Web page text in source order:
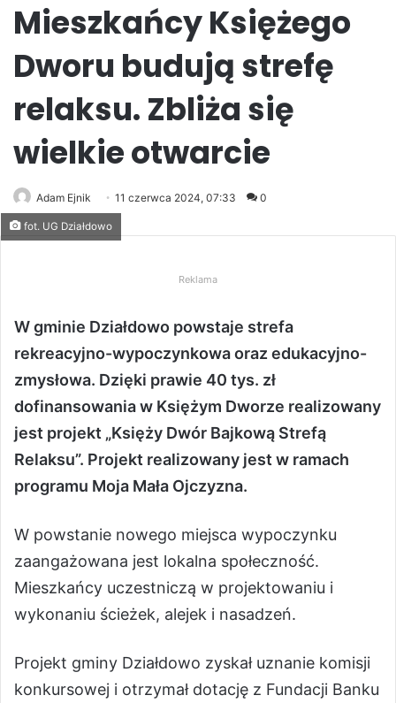
Mieszkańcy Księżego
Dworu budują strefę
relaksu. Zbliża się
wielkie otwarcie
Adam Ejnik 11 czerwca 2024, 07:33 0
fot. UG Działdowo
Reklama
W gminie Działdowo powstaje strefa
rekreacyjno-wypoczynkowa oraz edukacyjno-
zmysłowa. Dzięki prawie 40 tys. zł
dofinansowania w Księżym Dworze realizowany
jest projekt „Księży Dwór Bajkową Strefą
Relaksu”. Projekt realizowany jest w ramach
programu Moja Mała Ojczyzna.
W powstanie nowego miejsca wypoczynku
zaangażowana jest lokalna społeczność.
Mieszkańcy uczestniczą w projektowaniu i
wykonaniu ścieżek, alejek i nasadzeń.
Projekt gminy Działdowo zyskał uznanie komisji
konkursowej i otrzymał dotację z Fundacji Banku